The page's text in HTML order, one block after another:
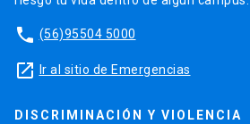
phone (56)95504 5000
launch Ir al sitio de Emergencias
DISCRIMINACIÓN Y VIOLENCIA